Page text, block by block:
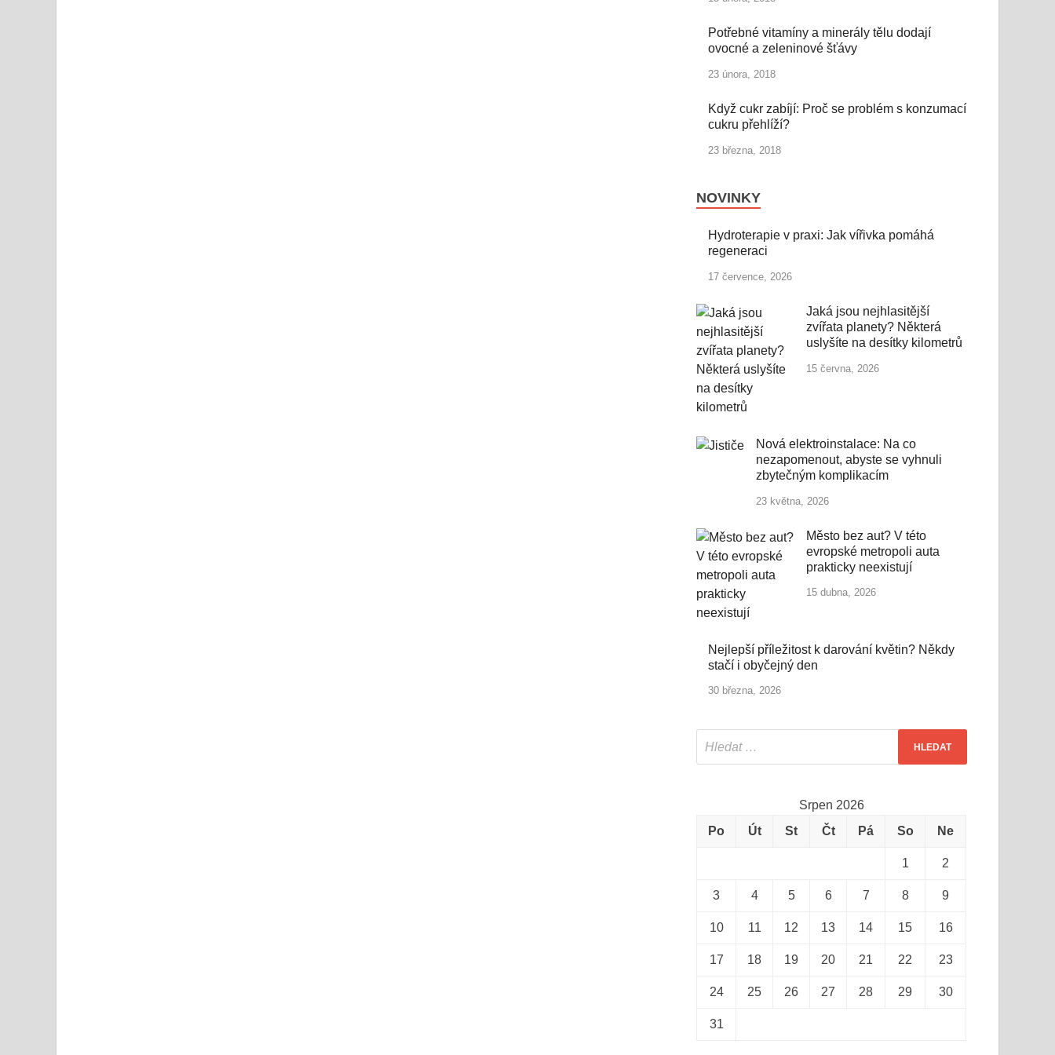
Potřebné vitamíny a minerály tělu dodají
ovocné a zeleninové šťávy
23 února, 2018
Když cukr zabíjí: Proč se problém s konzumací
cukru přehlíží?
23 března, 2018
NOVINKY
Hydroterapie v praxi: Jak vířivka pomáhá
regeneraci
17 července, 2026
Jaká jsou nejhlasitější
zvířata planety? Některá
uslyšíte na desítky kilometrů
15 června, 2026
Nová elektroinstalace: Na co
nezapomenout, abyste se vyhnuli
zbytečným komplikacím
23 května, 2026
Město bez aut? V této
evropské metropoli auta
prakticky neexistují
15 dubna, 2026
Nejlepší příležitost k darování květin? Někdy
stačí i obyčejný den
30 března, 2026
Srpen 2026
Po
Út St Čt Pá So Ne
1 2
3 4 5 6 7 8 9
10 11 12 13 14 15 16
17 18 19 20 21 22 23
24 25 26 27 28 29 30
31